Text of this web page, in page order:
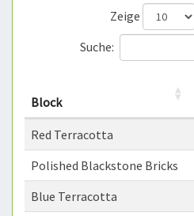
Zeige
Suche:
Block
Red Terracotta
Polished Blackstone Bricks
Blue Terracotta